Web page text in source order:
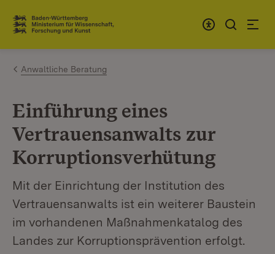
Zum Inhalt springen
Link zur Startseite
Anwaltliche Beratung
Einführung eines
Vertrauensanwalts zur
Korruptionsverhütung
Mit der Einrichtung der Institution des
Vertrauensanwalts ist ein weiterer Baustein
im vorhandenen Maßnahmenkatalog des
Landes zur Korruptionsprävention erfolgt.